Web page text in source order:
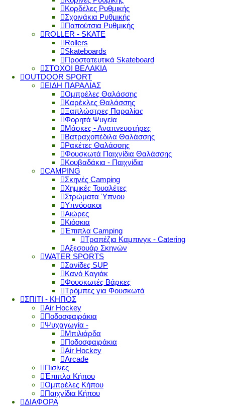
Κορδέλες Ρυθμικής
Σχοινάκια Ρυθμικής
Παπούτσια Ρυθμικής
ROLLER - SKATE
Rollers
Skateboards
Προστατευτικά Skateboard
ΣΤΟΧΟΙ ΒΕΛΑΚΙΑ
OUTDOOR SPORT
ΕΙΔΗ ΠΑΡΑΛΙΑΣ
Ομπρέλες Θαλάσσης
Καρέκλες Θαλάσσης
Ξαπλώστρες Παραλίας
Φορητά Ψυγεία
Μάσκες - Αναπνευστήρες
Βατραχοπέδιλα Θαλάσσης
Ρακέτες Θαλάσσης
Φουσκωτά Παιχνίδια Θαλάσσης
Κουβαδάκια - Παιχνίδια
CAMPING
Σκηνές Camping
Χημικές Τουαλέτες
Στρώματα Ύπνου
Υπνόσακοι
Αιώρες
Κιόσκια
Έπιπλα Camping
Τραπέζια Καμπινγκ - Catering
Αξεσουάρ Σκηνών
WATER SPORTS
Σανίδες SUP
Κανό Καγιάκ
Φουσκωτές Βάρκες
Τρόμπες για Φουσκωτά
ΣΠΙΤΙ - ΚΗΠΟΣ
Air Hockey
Ποδοσφαιράκια
Ψυχαγωγία -
Μπιλιάρδα
Ποδοσφαιράκια
Air Hockey
Arcade
Πισίνες
Έπιπλα Κήπου
Ομπρέλες Κήπου
Παιχνίδια Κήπου
ΔΙΑΦΟΡΑ